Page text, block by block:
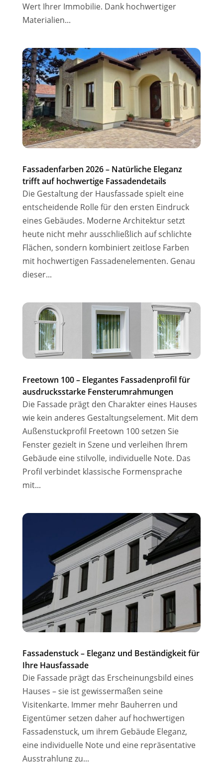
Wert Ihrer Immobilie. Dank hochwertiger
Materialien...
Fassadenfarben 2026 – Natürliche Eleganz
trifft auf hochwertige Fassadendetails
Die Gestaltung der Hausfassade spielt eine
entscheidende Rolle für den ersten Eindruck
eines Gebäudes. Moderne Architektur setzt
heute nicht mehr ausschließlich auf schlichte
Flächen, sondern kombiniert zeitlose Farben
mit hochwertigen Fassadenelementen. Genau
dieser...
Freetown 100 – Elegantes Fassadenprofil für
ausdrucksstarke Fensterumrahmungen
Die Fassade prägt den Charakter eines Hauses
wie kein anderes Gestaltungselement. Mit dem
Außenstuckprofil Freetown 100 setzen Sie
Fenster gezielt in Szene und verleihen Ihrem
Gebäude eine stilvolle, individuelle Note. Das
Profil verbindet klassische Formensprache
mit...
Fassadenstuck – Eleganz und Beständigkeit für
Ihre Hausfassade
Die Fassade prägt das Erscheinungsbild eines
Hauses – sie ist gewissermaßen seine
Visitenkarte. Immer mehr Bauherren und
Eigentümer setzen daher auf hochwertigen
Fassadenstuck, um ihrem Gebäude Eleganz,
eine individuelle Note und eine repräsentative
Ausstrahlung zu...